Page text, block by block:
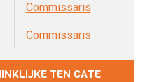
Commissaris
Commissaris
TEN CATE